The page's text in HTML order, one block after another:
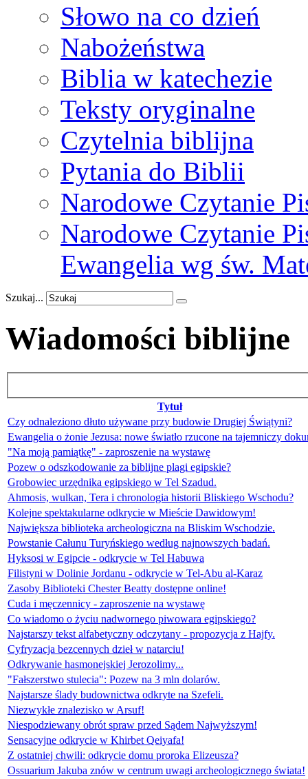
Słowo na co dzień
Nabożeństwa
Biblia w katechezie
Teksty oryginalne
Czytelnia biblijna
Pytania do Biblii
Narodowe Czytanie
Narodowe Czytanie
Ewangelia wg św.
Szukaj...
Wiadomości biblijne
Tytuł
Czy odnaleziono dłuto używane przy budowie Drugiej Świątyni?
Ewangelia o żonie Jezusa: nowe światło rzucone na tajemniczy
"Na moją pamiątkę" - zaproszenie na wystawę
Pozew o odszkodowanie za biblijne plagi egipskie?
Grobowiec urzędnika egipskiego w Tel Szadud.
Ahmosis, wulkan, Tera i chronologia historii Bliskiego Wschodu?
Kolejne spektakularne odkrycie w Mieście Dawidowym!
Największa biblioteka archeologiczna na Bliskim Wschodzie.
Powstanie Całunu Turyńskiego według najnowszych badań.
Hyksosi w Egipcie - odkrycie w Tel Habuwa
Filistyni w Dolinie Jordanu - odkrycie w Tel-Abu al-Karaz
Zasoby Biblioteki Chester Beatty dostępne online!
Cuda i męczennicy - zaproszenie na wystawę
Co wiadomo o życiu nadwornego piwowara egipskiego?
Najstarszy tekst alfabetyczny odczytany - propozycja z Hajfy.
Cyfryzacja bezcennych dzieł w natarciu!
Odkrywanie hasmonejskiej Jerozolimy...
"Fałszerstwo stulecia": Pozew na 3 mln dolarów.
Najstarsze ślady budownictwa odkryte na Szefeli.
Niezwykłe znalezisko w Arsuf!
Niespodziewany obrót spraw przed Sądem Najwyższym!
Sensacyjne odkrycie w Khirbet Qeiyafa!
Z ostatniej chwili: odkrycie domu proroka Elizeusza?
Ossuarium Jakuba znów w centrum uwagi archeologicznego świata!